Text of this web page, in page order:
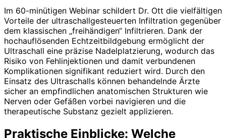
Im 60-minütigen Webinar schildert Dr. Ott die vielfältigen
Vorteile der ultraschallgesteuerten Infiltration gegenüber
dem klassischen „freihändigen“ Infiltrieren. Dank der
hochauflösenden Echtzeitbildgebung ermöglicht der
Ultraschall eine präzise Nadelplatzierung, wodurch das
Risiko von Fehlinjektionen und damit verbundenen
Komplikationen signifikant reduziert wird. Durch den
Einsatz des Ultraschalls können behandelnde Ärzte
sicher an empfindlichen anatomischen Strukturen wie
Nerven oder Gefäßen vorbei navigieren und die
therapeutische Substanz gezielt applizieren.
Praktische Einblicke: Welche